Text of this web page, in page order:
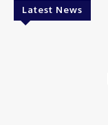
Latest News